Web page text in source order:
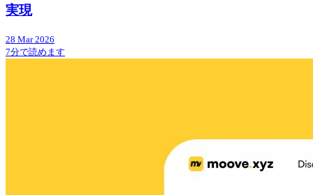
実現
28 Mar 2026
7分で読めます